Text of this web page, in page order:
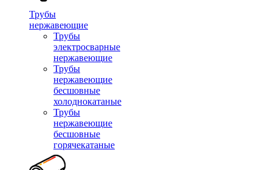
Трубы
нержавеющие
Трубы
электросварные
нержавеющие
Трубы
нержавеющие
бесшовные
холоднокатаные
Трубы
нержавеющие
бесшовные
горячекатаные